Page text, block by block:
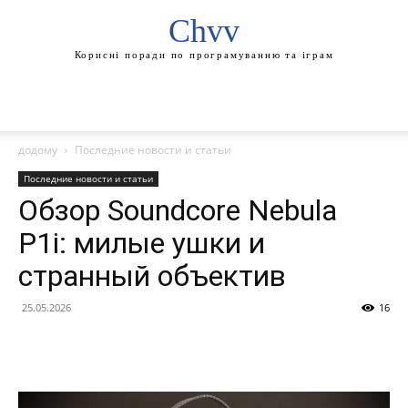
Chvv
Корисні поради по програмуванню та іграм
додому Последние новости и статьи
Последние новости и статьи
Обзор Soundcore Nebula
P1i: милые ушки и
странный объектив
25.05.2026 16